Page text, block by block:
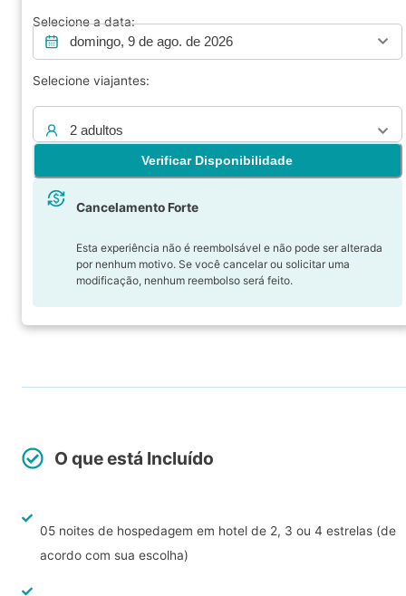
Selecione a data:
domingo, 9 de ago. de 2026
Selecione viajantes:
2 adultos
Verificar Disponibilidade
Cancelamento Forte
Esta experiência não é reembolsável e não pode ser alterada
por nenhum motivo. Se você cancelar ou solicitar uma
modificação, nenhum reembolso será feito.
O que está Incluído
05 noites de hospedagem em hotel de 2, 3 ou 4 estrelas (de
acordo com sua escolha)